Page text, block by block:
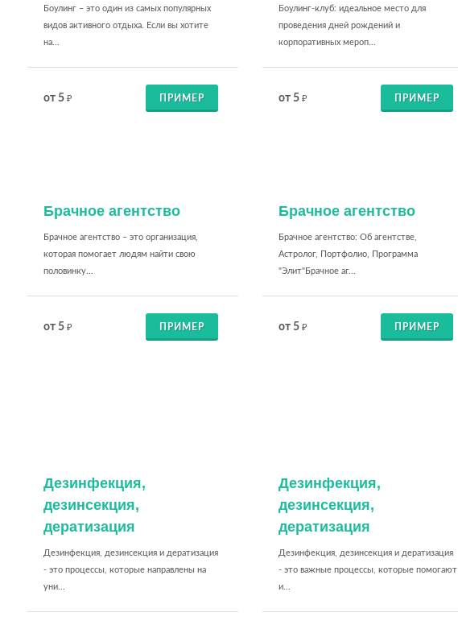
Боулинг – это один из самых популярных
видов активного отдыха. Если вы хотите
на...
от 5 ₽ ПРИМЕР
Боулинг-клуб: идеальное место для
проведения дней рождений и
корпоративных мероп...
от 5 ₽ ПРИМЕР
Брачное агентство
Брачное агентство – это организация,
которая помогает людям найти свою
половинку...
от 5 ₽ ПРИМЕР
Брачное агентство
Брачное агентство: Об агентстве,
Астролог, Портфолио, Программа
"Элит"Брачное аг...
от 5 ₽ ПРИМЕР
Дeзинфекция,
дeзинсекция,
дератизация
Дезинфекция, дезинсекция и дератизация
- это процессы, которые направлены на
уни...
Дeзинфекция,
дeзинсекция,
дератизация
Дезинфекция, дезинсекция и дератизация
- это важные процессы, которые помогают
и...